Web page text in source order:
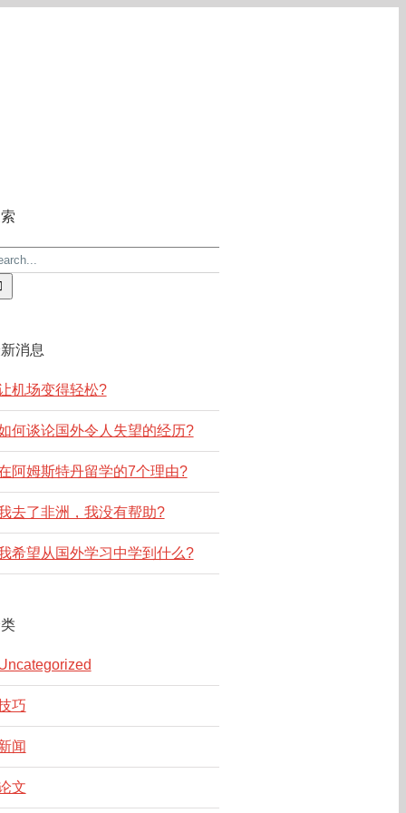
消息
机场变得轻松?
何谈论国外令人失望的经历?
阿姆斯特丹留学的7个理由?
去了非洲，我没有帮助?
希望从国外学习中学到什么?
巧
闻
文